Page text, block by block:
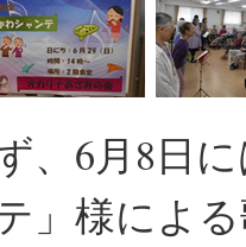
、6月8日
」様によ